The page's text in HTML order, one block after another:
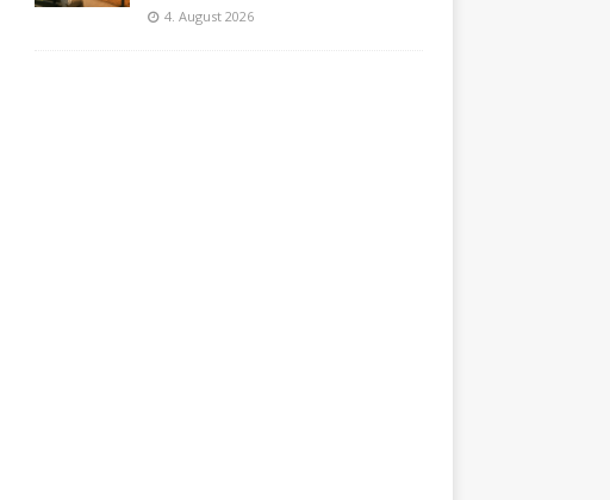
4. August 2026